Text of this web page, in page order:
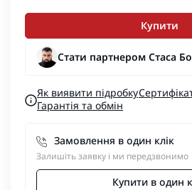
Купити
Стати партнером Стаса
Як виявити підробку
Гарантія та обмін
Замовлення в один клік
Залишіть заявку і ми передзвонимо
Купити в один